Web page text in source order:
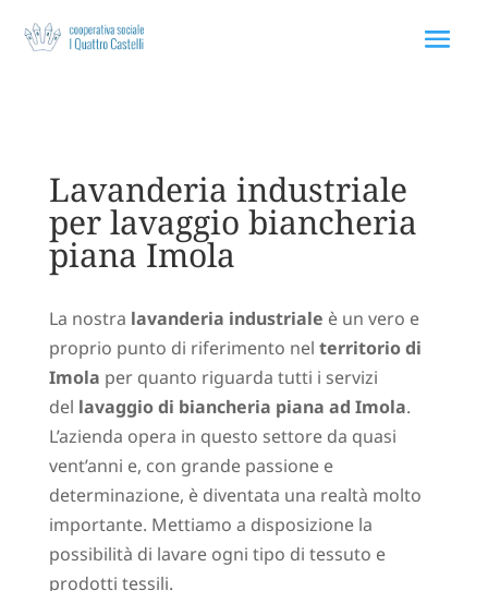
Lavanderia industriale
per lavaggio biancheria
piana Imola
La nostra lavanderia industriale è un vero e
proprio punto di riferimento nel territorio di
Imola per quanto riguarda tutti i servizi
del lavaggio di biancheria piana ad Imola.
L’azienda opera in questo settore da quasi
vent’anni e, con grande passione e
determinazione, è diventata una realtà molto
importante. Mettiamo a disposizione la
possibilità di lavare ogni tipo di tessuto e
prodotti tessili.